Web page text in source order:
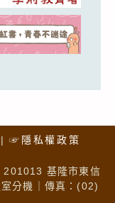
☞隱私權政策
201013 基隆市東信
分機｜傳真：(02)